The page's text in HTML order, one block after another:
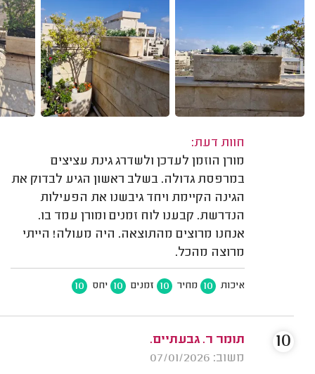
חוות דעת:
מורן הוזמן לעדכן ולשדרג גינת עציצים
במרפסת גדולה. בשלב ראשון הגיע לבדוק את
הגינה הקיימת ויחד גיבשנו את הפעילות
הנדרשת. קבענו לוח זמנים ומורן עמד בו.
אנחנו מרוצים מהתוצאה. היה מעולה! הייתי
מרוצה מהכל.
איכות 10 מחיר 10 זמנים 10 יחס 10
תומר ר. גבעתיים.
משוב: 07/01/2026
10